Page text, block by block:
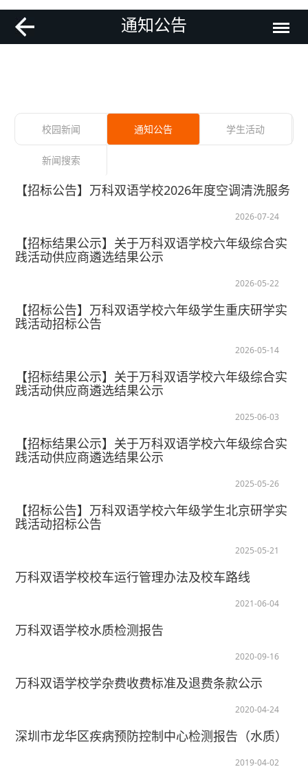
通知公告
校园新闻 通知公告 学生活动
新闻搜索
【招标公告】万科双语学校2026年度空调清洗服务
2026-07-24
【招标结果公示】关于万科双语学校六年级综合实
践活动供应商遴选结果公示
2026-05-22
【招标公告】万科双语学校六年级学生重庆研学实
践活动招标公告
2026-05-14
【招标结果公示】关于万科双语学校六年级综合实
践活动供应商遴选结果公示
2025-06-03
【招标结果公示】关于万科双语学校六年级综合实
践活动供应商遴选结果公示
2025-05-26
【招标公告】万科双语学校六年级学生北京研学实
践活动招标公告
2025-05-21
万科双语学校校车运行管理办法及校车路线
2021-06-04
万科双语学校水质检测报告
2020-09-16
万科双语学校学杂费收费标准及退费条款公示
2020-04-24
深圳市龙华区疾病预防控制中心检测报告（水质）
2019-04-02